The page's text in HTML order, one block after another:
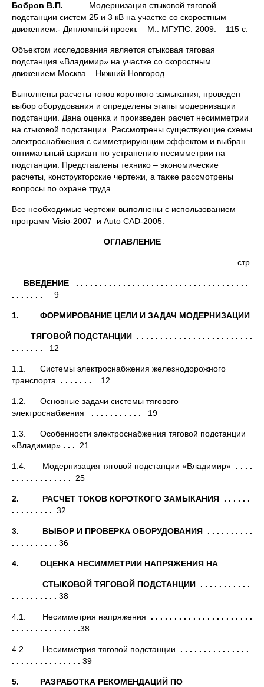
Бобров В.П. Модернизация стыковой тяговой
подстанции систем 25 и 3 кВ на участке со скоростным
движением.- Дипломный проект. – М.: МГУПС. 2009. – 115 с.
Объектом исследования является стыковая тяговая
подстанция «Владимир» на участке со скоростным
движением Москва – Нижний Новгород.
Выполнены расчеты токов короткого замыкания, проведен
выбор оборудования и определены этапы модернизации
подстанции. Дана оценка и произведен расчет несимметрии
на стыковой подстанции. Рассмотрены существующие схемы
электроснабжения с симметрирующим эффектом и выбран
оптимальный вариант по устранению несимметрии на
подстанции. Представлены технико – экономические
расчеты, конструкторские чертежи, а также рассмотрены
вопросы по охране труда.
Все необходимые чертежи выполнены с использованием
программ Visio-2007 и Auto CAD-2005.
ОГЛАВЛЕНИЕ
стр.
ВВЕДЕНИЕ . . . . . . . . . . . . . . . . . . . . . . . . . . . . . . . . . . . . .
. . . . . . . 9
1. ФОРМИРОВАНИЕ ЦЕЛИ И ЗАДАЧ МОДЕРНИЗАЦИИ
ТЯГОВОЙ ПОДСТАНЦИИ . . . . . . . . . . . . . . . . . . . . . . . . .
. . . . . . . 12
1.1. Системы электроснабжения железнодорожного
транспорта . . . . . . . 12
1.2. Основные задачи системы тягового
электроснабжения . . . . . . . . . . . 19
1.3. Особенности электроснабжения тяговой подстанции
«Владимир» . . . 21
1.4. Модернизация тяговой подстанции «Владимир» . . . .
. . . . . . . . . . . . . 25
2. РАСЧЕТ ТОКОВ КОРОТКОГО ЗАМЫКАНИЯ . . . . . .
. . . . . . . . . 32
3. ВЫБОР И ПРОВЕРКА ОБОРУДОВАНИЯ . . . . . . . . . .
. . . . . . . . . . 36
4. ОЦЕНКА НЕСИММЕТРИИ НАПРЯЖЕНИЯ НА
СТЫКОВОЙ ТЯГОВОЙ ПОДСТАНЦИИ . . . . . . . . . . .
. . . . . . . . . . 38
4.1. Несимметрия напряжения . . . . . . . . . . . . . . . . . . . . . .
. . . . . . . . . . . . . . .38
4.2. Несимметрия тяговой подстанции . . . . . . . . . . . . . . .
. . . . . . . . . . . . . . . 39
5. РАЗРАБОТКА РЕКОМЕНДАЦИЙ ПО